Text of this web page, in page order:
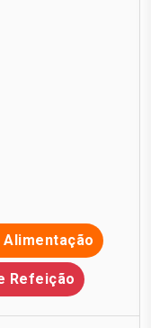
Alimentação
Refeição